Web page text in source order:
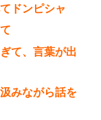
ドンピシャ
て、言葉が出
みながら話を